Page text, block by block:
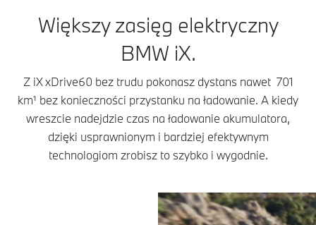
Większy zasięg elektryczny
BMW iX.
Z iX xDrive60 bez trudu pokonasz dystans nawet 701
km¹ bez konieczności przystanku na ładowanie. A kiedy
wreszcie nadejdzie czas na ładowanie akumulatora,
dzięki usprawnionym i bardziej efektywnym
technologiom zrobisz to szybko i wygodnie.